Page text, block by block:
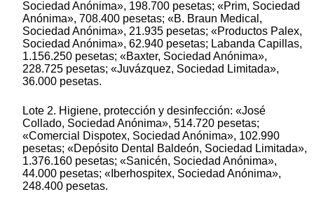
Sociedad Anónima», 198.700 pesetas; «Prim, Sociedad
Anónima», 708.400 pesetas; «B. Braun Medical,
Sociedad Anónima», 21.935 pesetas; «Productos Palex,
Sociedad Anónima», 62.940 pesetas; Labanda Capillas,
1.156.250 pesetas; «Baxter, Sociedad Anónima»,
228.725 pesetas; «Juvázquez, Sociedad Limitada»,
36.000 pesetas.
Lote 2. Higiene, protección y desinfección: «José
Collado, Sociedad Anónima», 514.720 pesetas;
«Comercial Dispotex, Sociedad Anónima», 102.990
pesetas; «Depósito Dental Baldeón, Sociedad Limitada»,
1.376.160 pesetas; «Sanicén, Sociedad Anónima»,
44.000 pesetas; «Iberhospitex, Sociedad Anónima»,
248.400 pesetas.